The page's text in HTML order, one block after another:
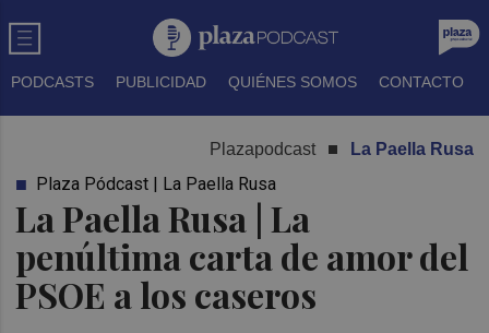
PODCASTS PUBLICIDAD QUIÉNES SOMOS CONTACTO
Plazapodcast La Paella Rusa
La Paella Rusa | La
penúltima carta de amor del
PSOE a los caseros
Plaza Pódcast | La Paella Rusa